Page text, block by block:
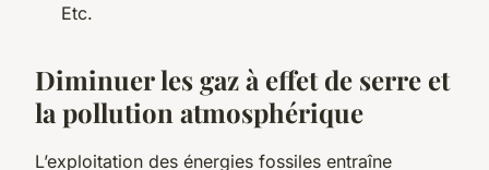
Etc.
Diminuer les gaz à effet de serre et
la pollution atmosphérique
L’exploitation des énergies fossiles entraîne